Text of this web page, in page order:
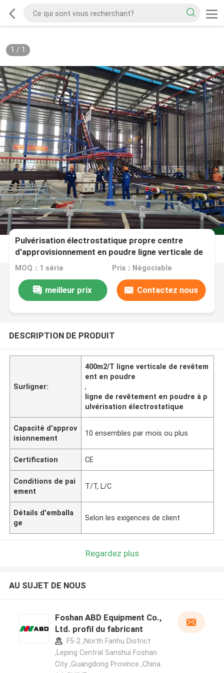
1 / 1
Pulvérisation électrostatique propre centre
d'approvisionnement en poudre ligne verticale de
revêtement en poudre de profil d'alliage
MOQ：1 série Prix：Négociable
meilleur prix Contactez nous
DESCRIPTION DE PRODUIT
Surligner:
400m2/T ligne verticale de revêtem
ent en poudre
,
ligne de revêtement en poudre à p
ulvérisation électrostatique
Capacité d'approv
isionnement
10 ensembles par mois ou plus
Certification CE
Conditions de pai
ement
T/T, L/C
Détails d'emballa
ge
Selon les exigences de client
Regardez plus
AU SUJET DE NOUS
Foshan ABD Equipment Co.,
Ltd. profil du fabricant
F5-2 ,North Fanhu District
,Leping Central Sanshui Foshan
City ,Guangdong Province ,China